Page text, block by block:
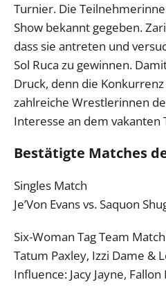
Turnier. Die
Show bekannt gegeben.
dass sie antreten und
Sol Ruca zu gewinnen.
Druck, denn die
zahlreiche Wrestlerinnen
Interesse an dem vakanten
Bestätigte Matches
Singles Match
Je’Von Evans vs. Saquon
Six-Woman Tag Team Match
Tatum Paxley, Izzi Dame &
Influence: Jacy Jayne,